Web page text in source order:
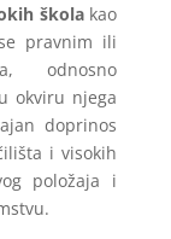
školakao
pravnim ili
odnosno
okviru njega
doprinos
i visokih
položaja i